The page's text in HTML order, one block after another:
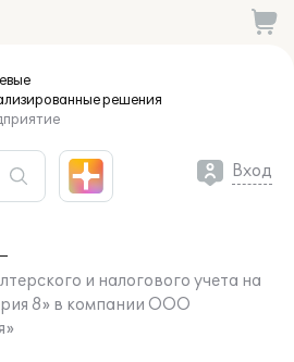
решения
Вход
и налогового учета на
8» в компании ООО